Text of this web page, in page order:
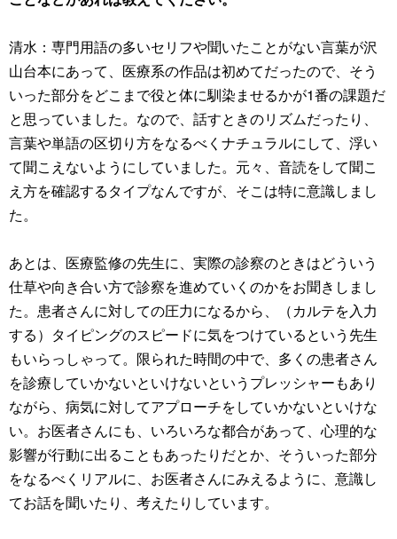
清水：専門用語の多いセリフや聞いたことがない言葉が沢
山台本にあって、医療系の作品は初めてだったので、そう
いった部分をどこまで役と体に馴染ませるかが1番の課題だ
と思っていました。なので、話すときのリズムだったり、
言葉や単語の区切り方をなるべくナチュラルにして、浮い
て聞こえないようにしていました。元々、音読をして聞こ
え方を確認するタイプなんですが、そこは特に意識しまし
た。
あとは、医療監修の先生に、実際の診察のときはどういう
仕草や向き合い方で診察を進めていくのかをお聞きしまし
た。患者さんに対しての圧力になるから、（カルテを入力
する）タイピングのスピードに気をつけているという先生
もいらっしゃって。限られた時間の中で、多くの患者さん
を診療していかないといけないというプレッシャーもあり
ながら、病気に対してアプローチをしていかないといけな
い。お医者さんにも、いろいろな都合があって、心理的な
影響が行動に出ることもあったりだとか、そういった部分
をなるべくリアルに、お医者さんにみえるように、意識し
てお話を聞いたり、考えたりしています。